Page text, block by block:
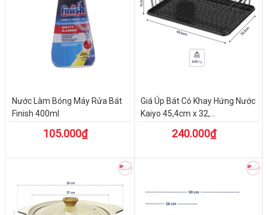
Nước Làm Bóng Máy Rửa Bát
Finish 400ml
105.000₫
Giá Úp Bát Có Khay Hứng Nước
Kaiyo 45,4cm x 32,...
240.000₫